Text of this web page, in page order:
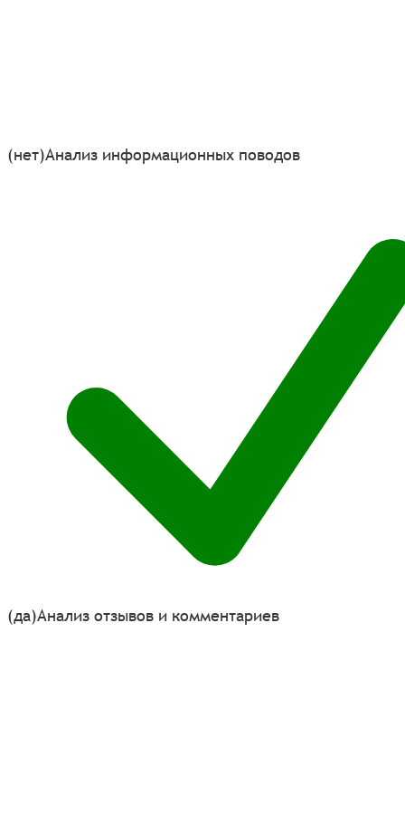
(нет)Анализ информационных поводов
(да)Анализ отзывов и комментариев